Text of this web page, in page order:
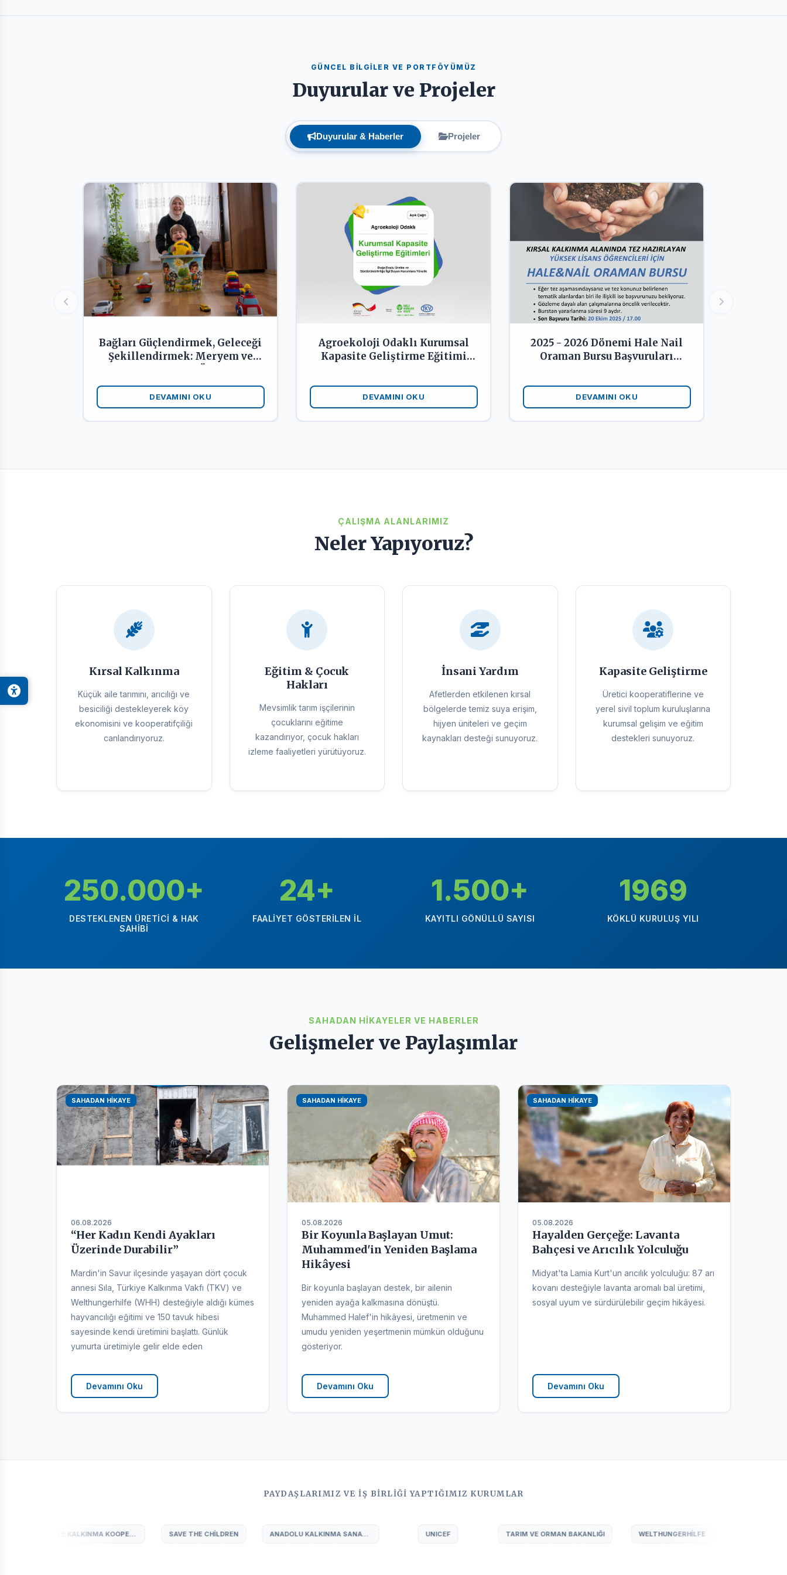
GÜNCEL BİLGİLER VE PORTFÖYÜMÜZ
Duyurular ve Projeler
Duyurular & Haberler Projeler
Bağları Güçlendirmek, Geleceği
Şekillendirmek: Meryem ve
Yolculuğu
DEVAMINI OKU
Agroekoloji Odaklı Kurumsal
Kapasite Geliştirme Eğitimi
DEVAMINI OKU
2025 - 2026 Dönemi Hale Nail
Oraman Bursu Başvuruları
DEVAMINI OKU
ÇALIŞMA ALANLARIMIZ
Neler Yapıyoruz?
Kırsal Kalkınma
Küçük aile tarımını, arıcılığı ve
besiciliği destekleyerek köy
ekonomisini ve kooperatifçiliği
canlandırıyoruz.
Eğitim & Çocuk
Hakları
Mevsimlik tarım işçilerinin
çocuklarını eğitime
kazandırıyor, çocuk hakları
izleme faaliyetleri yürütüyoruz.
İnsani Yardım
Afetlerden etkilenen kırsal
bölgelerde temiz suya erişim,
hijyen üniteleri ve geçim
kaynakları desteği sunuyoruz.
Kapasite Geliştirme
Üretici kooperatiflerine ve
yerel sivil toplum kuruluşlarına
kurumsal gelişim ve eğitim
destekleri sunuyoruz.
250.000+
DESTEKLENEN ÜRETICI & HAK
SAHIBI
24+
FAALIYET GÖSTERILEN İL
1.500+
KAYITLI GÖNÜLLÜ SAYISI
1969
KÖKLÜ KURULUŞ YILI
SAHADAN HIKAYELER VE HABERLER
Gelişmeler ve Paylaşımlar
SAHADAN HIKAYE
06.08.2026
“Her Kadın Kendi Ayakları
Üzerinde Durabilir”
Mardin'in Savur ilçesinde yaşayan dört çocuk
annesi Sıla, Türkiye Kalkınma Vakfı (TKV) ve
Welthungerhilfe (WHH) desteğiyle aldığı kümes
hayvancılığı eğitimi ve 150 tavuk hibesi
sayesinde kendi üretimini başlattı. Günlük
yumurta üretimiyle gelir elde eden
Devamını Oku
SAHADAN HIKAYE
05.08.2026
Bir Koyunla Başlayan Umut:
Muhammed'in Yeniden Başlama
Hikâyesi
Bir koyunla başlayan destek, bir ailenin
yeniden ayağa kalkmasına dönüştü.
Muhammed Halef'in hikâyesi, üretmenin ve
umudu yeniden yeşertmenin mümkün olduğunu
gösteriyor.
Devamını Oku
SAHADAN HIKAYE
05.08.2026
Hayalden Gerçeğe: Lavanta
Bahçesi ve Arıcılık Yolculuğu
Midyat'ta Lamia Kurt'un arıcılık yolculuğu: 87 arı
kovanı desteğiyle lavanta aromalı bal üretimi,
sosyal uyum ve sürdürülebilir geçim hikâyesi.
Devamını Oku
PAYDAŞLARIMIZ VE İŞ BİRLİĞİ YAPTIĞIMIZ KURUMLAR
THE CHILDREN ANADOLU KALKINMA SANAYI VE TICARET A.Ş. UNICEF TARIM VE ORMAN BAKANLIĞI WELTHUNGERHİLFE TÜRKIYE KALKINMA KOOPERATIFLERI BIRLIĞI SAVE THE CHILDREN